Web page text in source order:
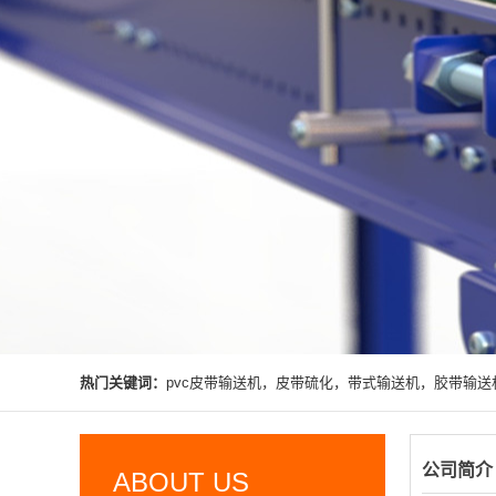
热门关键词： pvc皮带输送机，皮带硫化，带式输送机，胶带输送
ABOUT US 公司简介